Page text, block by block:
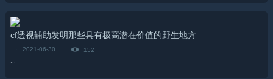
cf透视辅助发明那些具有极高潜在价值的野生地方
· 2021-06-30
152